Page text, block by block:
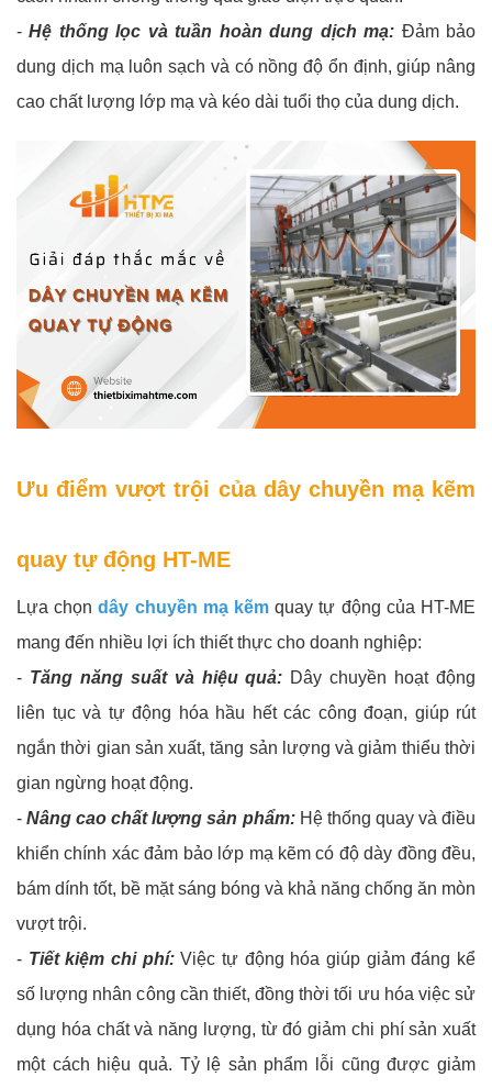
-Hệ thống lọc và tuần hoàn dung dịch mạ: Đảm bảo
dung dịch mạ luôn sạch và có nồng độ ổn định, giúp nâng
cao chất lượng lớp mạ và kéo dài tuổi thọ của dung dịch.
Ưu điểm vượt trội của dây chuyền mạ kẽm
quay tự động HT-ME
Lựa chọndây chuyền mạ kẽm quay tự động của HT-ME
mang đến nhiều lợi ích thiết thực cho doanh nghiệp:
- Tăng năng suất và hiệu quả: Dây chuyền hoạt động
liên tục và tự động hóa hầu hết các công đoạn, giúp rút
ngắn thời gian sản xuất, tăng sản lượng và giảm thiểu thời
gian ngừng hoạt động.
-Nâng cao chất lượng sản phẩm:Hệ thống quay và điều
khiển chính xác đảm bảo lớp mạ kẽm có độ dày đồng đều,
bám dính tốt, bề mặt sáng bóng và khả năng chống ăn mòn
vượt trội.
- Tiết kiệm chi phí:Việc tự động hóa giúp giảm đáng kể
số lượng nhân công cần thiết, đồng thời tối ưu hóa việc sử
dụng hóa chất và năng lượng, từ đó giảm chi phí sản xuất
một cách hiệu quả. Tỷ lệ sản phẩm lỗi cũng được giảm